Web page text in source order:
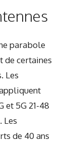
parabole
de certaines
Les
et 5G 21-48
Les
de 40 ans